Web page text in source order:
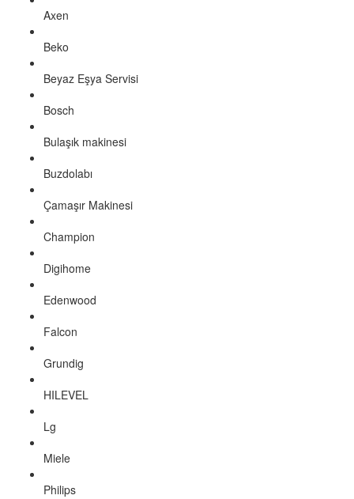
Axen
Beko
Beyaz Eşya Servisi
Bosch
Bulaşık makinesi
Buzdolabı
Çamaşır Makinesi
Champion
Digihome
Edenwood
Falcon
Grundig
HILEVEL
Lg
Miele
Philips